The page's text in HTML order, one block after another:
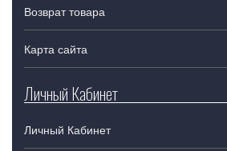
Возврат товара
Карта сайта
Личный Кабинет
Личный Кабинет